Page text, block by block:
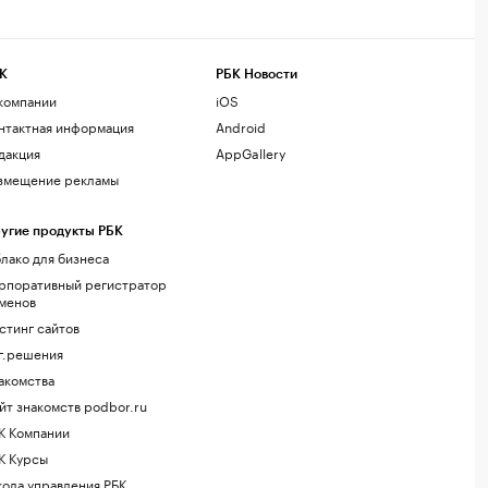
информация
рекламы
продукты РБК
для бизнеса
регистратор
сайтов
знакомств podbor.ru
Компании
Курсы
управления РБК
РБК Новости
iOS
Android
AppGallery